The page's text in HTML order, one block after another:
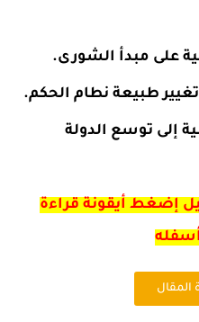
على مبدأ الشورى.
تغيير طبيعة نطام الحكم.
إلى توسع الدولة
إضغط أيقونة قراءة
أسفله
المقال